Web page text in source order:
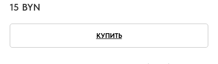
15 BYN
КУПИТЬ